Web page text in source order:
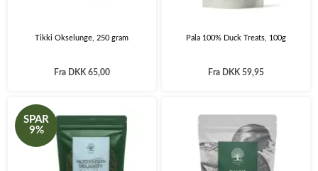
Tikki Okselunge, 250 gram
Fra DKK 65,00
Pala 100% Duck Treats, 100g
Fra DKK 59,95
SPAR
9%